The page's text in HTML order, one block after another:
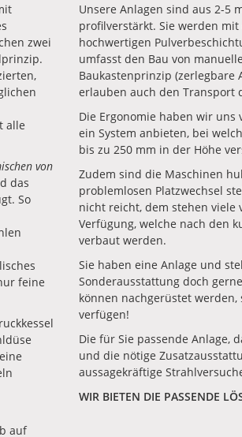
zwei
alle
von
das
So
feine
auf
Unsere Anlagen sind aus 2-5
profilverstärkt. Sie werden
hochwertigen
umfasst den Bau von
Baukastenprinzip (zerlegbare
erlauben auch den Transport
Die Ergonomie haben wir
ein System anbieten, bei
bis zu 250 mm in der Höhe
Zudem sind die Maschinen
problemlosen Platzwechsel
nicht reicht, dem stehen viele
Verfügung, welche nach den
verbaut werden.
Sie haben eine Anlage und
Sonderausstattung doch
können nachgerüstet
verfügen!
Die für Sie passende Anlage,
und die nötige
aussagekräftige
WIR BIETEN DIE PASSENDE